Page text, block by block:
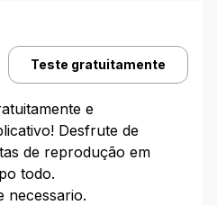
de reggae na Deezer
Teste gratuitamente
e
Desfrute de
de reprodução em
todo.
necessario.